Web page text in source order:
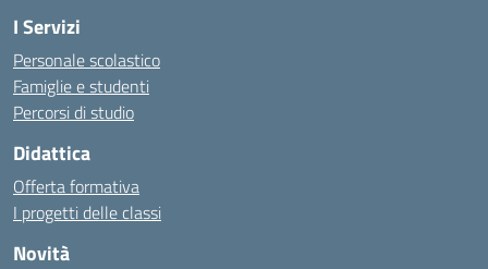
I Servizi
Personale scolastico
Famiglie e studenti
Percorsi di studio
Didattica
Offerta formativa
I progetti delle classi
Novità